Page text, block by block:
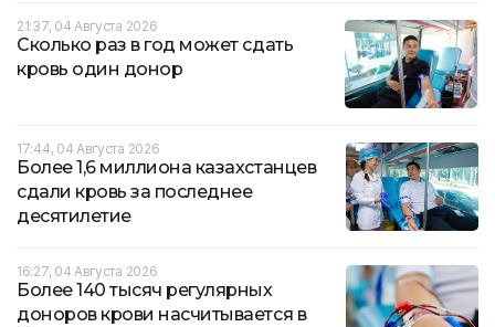
21:37, 04 Августа 2026
Сколько раз в год может сдать
кровь один донор
17:44, 04 Августа 2026
Более 1,6 миллиона казахстанцев
сдали кровь за последнее
десятилетие
16:27, 04 Августа 2026
Более 140 тысяч регулярных
доноров крови насчитывается в